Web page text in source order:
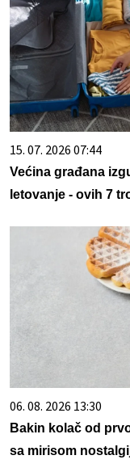
15. 07. 2026 07:44
Većina građana
letovanje - ovih 7
06. 08. 2026 13:30
Bakin kolač od
sa mirisom